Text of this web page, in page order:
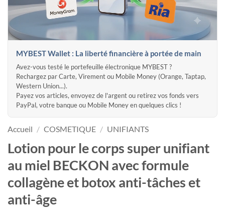
MYBEST Wallet : La liberté financière à portée de main
Avez-vous testé le portefeuille électronique MYBEST ?
Rechargez par Carte, Virement ou Mobile Money (Orange, Taptap,
Western Union...).
Payez vos articles, envoyez de l'argent ou retirez vos fonds vers
PayPal, votre banque ou Mobile Money en quelques clics !
Accueil / COSMETIQUE / UNIFIANTS
Lotion pour le corps super unifiant
au miel BECKON avec formule
collagène et botox anti-tâches et
anti-âge